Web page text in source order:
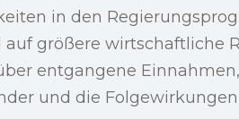
in den
größere wirtschaftliche
entgangene
und die